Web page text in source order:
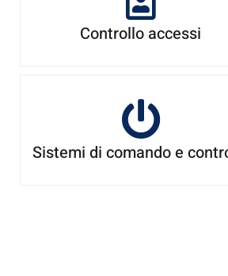
Controllo accessi
Sistemi di comando e